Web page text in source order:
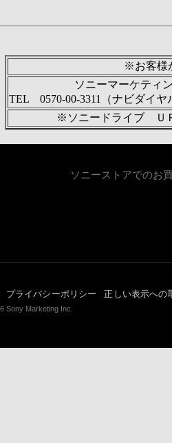
※お客様
ソニーマーケティ
TEL 0570-00-3311（ナビダイヤ
※ソニードライブ Ｕ
ソニーストアでのお
プライバシーポリシー 正しい表示への
Sony Marketing Inc.